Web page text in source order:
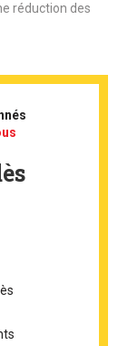
réduction des